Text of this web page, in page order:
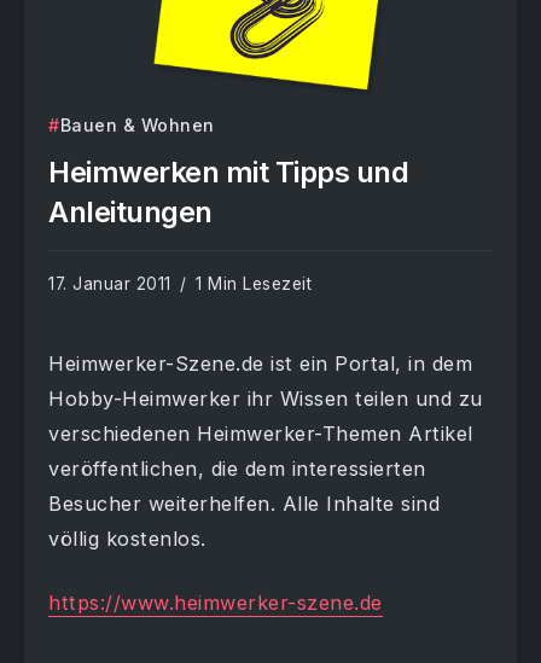
Bauen & Wohnen
Heimwerken mit Tipps und
Anleitungen
17. Januar 2011 1 Min Lesezeit
Heimwerker-Szene.de ist ein Portal, in dem
Hobby-Heimwerker ihr Wissen teilen und zu
verschiedenen Heimwerker-Themen Artikel
veröffentlichen, die dem interessierten
Besucher weiterhelfen. Alle Inhalte sind
völlig kostenlos.
https://www.heimwerker-szene.de